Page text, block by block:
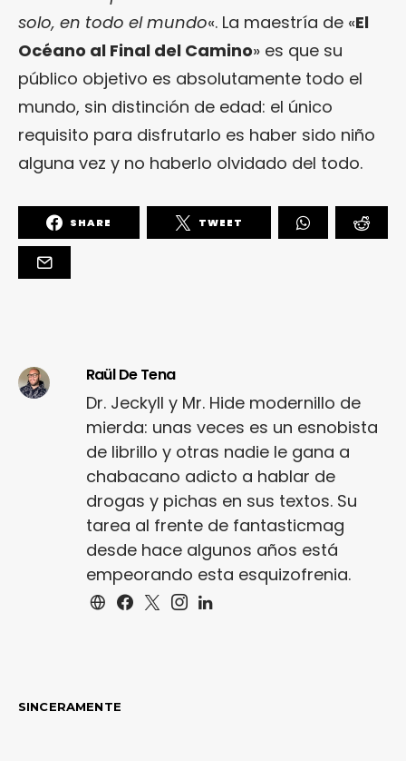
solo, en todo el mundo«. La maestría de «El
Océano al Final del Camino» es que su
público objetivo es absolutamente todo el
mundo, sin distinción de edad: el único
requisito para disfrutarlo es haber sido niño
alguna vez y no haberlo olvidado del todo.
SHARE TWEET
Raül De Tena
Dr. Jeckyll y Mr. Hide modernillo de
mierda: unas veces es un esnobista
de librillo y otras nadie le gana a
chabacano adicto a hablar de
drogas y pichas en sus textos. Su
tarea al frente de fantasticmag
desde hace algunos años está
empeorando esta esquizofrenia.
SINCERAMENTE